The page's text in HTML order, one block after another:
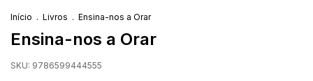
Início . Livros . Ensina-nos a Orar
Ensina-nos a Orar
SKU: 9786599444555